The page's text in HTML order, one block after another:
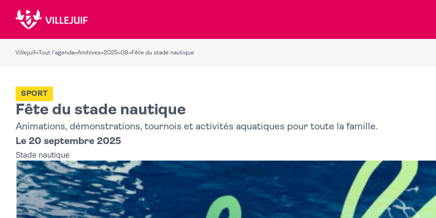
Villejuif» Tout l'agenda»Archives»2025»09»Fête du stade nautique
Fête du stade nautique
SPORT
Animations, démonstrations, tournois et activités aquatiques pour toute la famille.
Le 20 septembre 2025
Stade nautique